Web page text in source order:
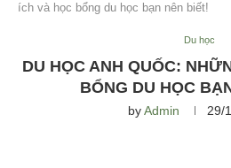
ích và học bổng du học bạn nên biết!
Du học
DU HỌC ANH QUỐC:
BỔNG DU HỌC
byAdmin 29/